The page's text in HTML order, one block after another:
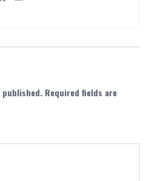
published. Required fields are